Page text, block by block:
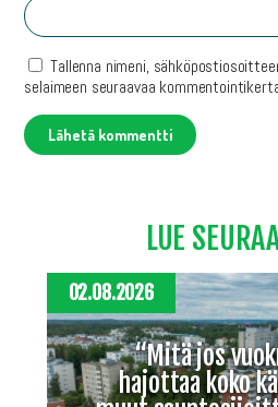
Tallenna nimeni,
selaimeen seuraavaa
LUE
“Mitä jos
hajottaa koko
02.08.2026